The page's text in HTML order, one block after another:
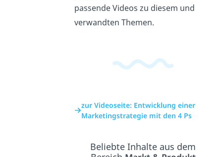
passende Videos zu diesem und
verwandten Themen.
zur Videoseite: Entwicklung einer
Marketingstrategie mit den 4 Ps
Beliebte Inhalte aus dem